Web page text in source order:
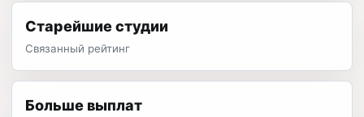
Старейшие студии
Связанный рейтинг
Больше выплат